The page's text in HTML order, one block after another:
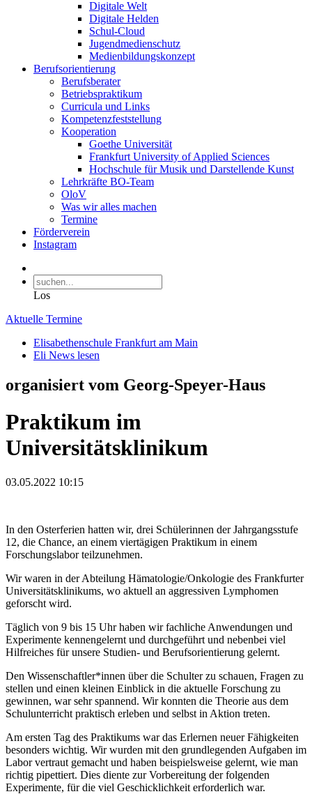
Digitale Welt
Digitale Helden
Schul-Cloud
Jugendmedienschutz
Medienbildungskonzept
Berufsorientierung
Berufsberater
Betriebspraktikum
Curricula und Links
Kompetenzfeststellung
Kooperation
Goethe Universität
Frankfurt University of Applied Sciences
Hochschule für Musik und Darstellende Kunst
Lehrkräfte BO-Team
OloV
Was wir alles machen
Termine
Förderverein
Instagram
Los
Aktuelle Termine
Elisabethenschule Frankfurt am Main
Eli News lesen
organisiert vom Georg-Speyer-Haus
Praktikum im
Universitätsklinikum
03.05.2022 10:15
In den Osterferien hatten wir, drei Schülerinnen der Jahrgangsstufe
12, die Chance, an einem viertägigen Praktikum in einem
Forschungslabor teilzunehmen.
Wir waren in der Abteilung Hämatologie/Onkologie des Frankfurter
Universitätsklinikums, wo aktuell an aggressiven Lymphomen
geforscht wird.
Täglich von 9 bis 15 Uhr haben wir fachliche Anwendungen und
Experimente kennengelernt und durchgeführt und nebenbei viel
Hilfreiches für unsere Studien- und Berufsorientierung gelernt.
Den Wissenschaftler*innen über die Schulter zu schauen, Fragen zu
stellen und einen kleinen Einblick in die aktuelle Forschung zu
gewinnen, war sehr spannend. Wir konnten die Theorie aus dem
Schulunterricht praktisch erleben und selbst in Aktion treten.
Am ersten Tag des Praktikums war das Erlernen neuer Fähigkeiten
besonders wichtig. Wir wurden mit den grundlegenden Aufgaben im
Labor vertraut gemacht und haben beispielsweise gelernt, wie man
richtig pipettiert. Dies diente zur Vorbereitung der folgenden
Experimente, für die viel Geschicklichkeit erforderlich war.